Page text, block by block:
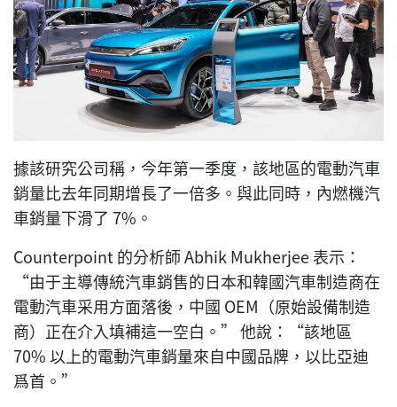
據該研究公司稱，今年第一季度，該地區的電動汽車
銷量比去年同期增長了一倍多。與此同時，內燃機汽
車銷量下滑了 7%。
Counterpoint 的分析師 Abhik Mukherjee 表示：
“由于主導傳統汽車銷售的日本和韓國汽車制造商在
電動汽車采用方面落後，中國 OEM（原始設備制造
商）正在介入填補這一空白。” 他說：“該地區
70% 以上的電動汽車銷量來自中國品牌，以比亞迪
爲首。”